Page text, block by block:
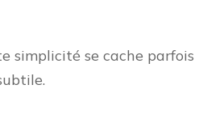
simplicité se cache parfois